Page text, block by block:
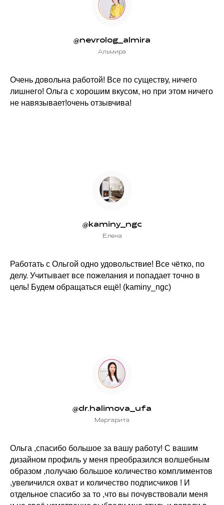
@nevrolog_almira
Альмира
Очень довольна работой! Все по существу, ничего
лишнего! Ольга с хорошим вкусом, но при этом ничего
не навязывает!очень отзывчива!
@kaminy_ngc
Елена
Работать с Ольгой одно удовольствие! Все чётко, по
делу. Учитывает все пожелания и попадает точно в
цель! Будем обращаться ещё! (kaminy_ngc)
@dr.halimova_ufa
Маргарита
Ольга ,спасибо большое за вашу работу! С вашим
дизайном профиль у меня преобразился волшебным
образом ,получаю большое количество комплиментов
,увеличился охват и количество подписчиков ! И
отдельное спасибо за то ,что вы почувствовали меня